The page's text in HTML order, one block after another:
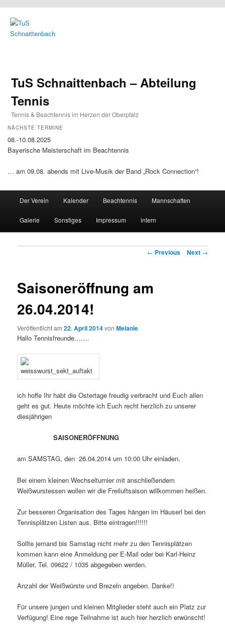
TuS Schnaittenbach – Abteilung
Tennis
Tennis & Beachtennis im Herzen der Oberpfalz
NÄCHSTE TERMINE
08.-10.08.2025
Bayerische Meisterschaft im Beachtennis
… am 09.08. abends mit Live-Musik der Band „Rock Connection“!
Skip to primary content
Skip to secondary content
Der Verein Kalender Beachtennis Mannschaften
Galerie Sonstiges Impressum intern
Post navigation
← Previous Next →
Saisoneröffnung am
26.04.2014!
Veröffentlicht am22. April 2014vonMelanie
Hallo Tennisfreunde…….
ich hoffe Ihr habt die Ostertage freudig verbracht und Euch allen
geht es gut. Heute möchte ich Euch recht herzlich zu unserer
diesjährigen
SAISONERÖFFNUNG
am SAMSTAG, den 26.04.2014 um 10:00 Uhreinladen.
Bei einem kleinen Wechselturnier mit anschließendem
Weißwurstessen wollen wir die Freiluftsaison willkommen heißen.
Zur besseren Organisation des Tages hängen im Häuserl bei den
Tennisplätzen Listen aus. Bitte eintragen!!!!!!
Sollte jemand bis Samstag nicht mehr zu den Tennisplätzen
kommen kann eine Anmeldung per E-Mail oder bei Karl-Heinz
Müller, Tel. 09622 / 1035 abgegeben werden.
Anzahl der Weißwürste und Brezeln angeben. Danke!!
Für unsere jungen und kleinen Mitglieder steht auch ein Platz zur
Verfügung! Eine rege Teilnahme ist auch hier herzlich erwünscht!